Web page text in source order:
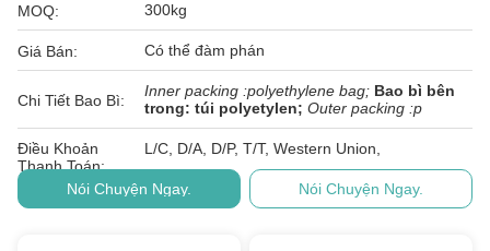
MOQ: 300kg
Giá Bán: Có thể đàm phán
Chi Tiết Bao Bì:
Inner packing :polyethylene bag; Bao bì bên
trong: túi polyetylen; Outer packing :p
Điều Khoản
Thanh Toán:
L/C, D/A, D/P, T/T, Western Union,
Nói Chuyện Ngay. Nói Chuyện Ngay.